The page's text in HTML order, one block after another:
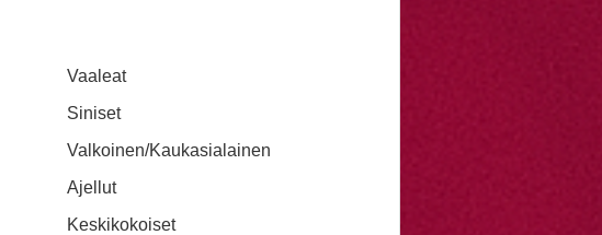
Vaaleat
Siniset
Valkoinen/Kaukasialainen
Ajellut
Keskikokoiset